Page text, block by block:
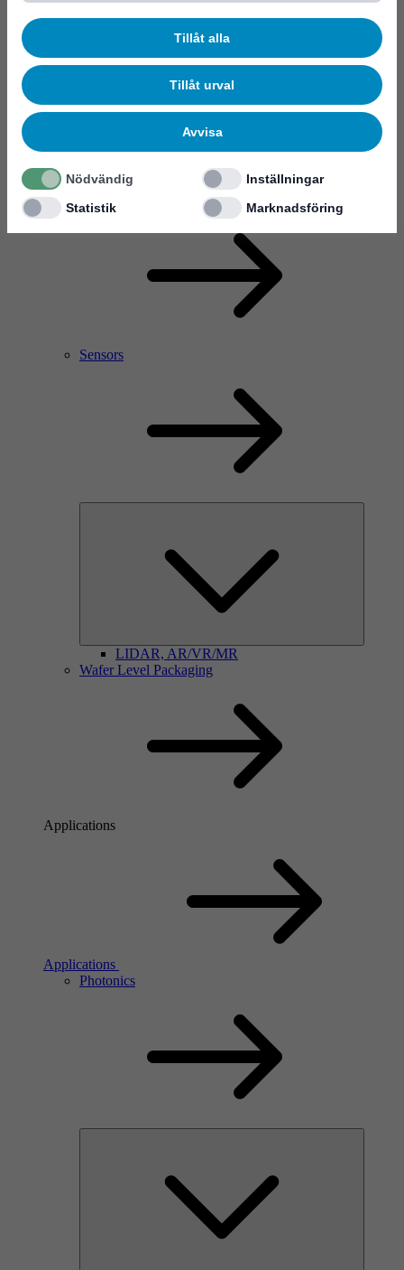
Tillåt alla
Tillåt urval
Avvisa
Nödvändig
Inställningar
Statistik
Marknadsföring
RF Power Amplifier & Microwave Device
Sensors
LIDAR, AR/VR/MR
Wafer Level Packaging
Applications
Applications
Photonics